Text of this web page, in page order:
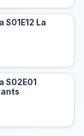
La
S02E01